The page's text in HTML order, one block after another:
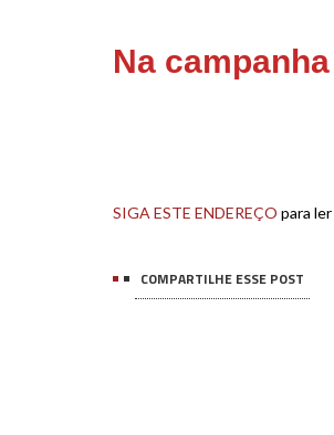
Na
SIGA ESTE ENDEREÇO para
COMPARTILHE ESSE POST